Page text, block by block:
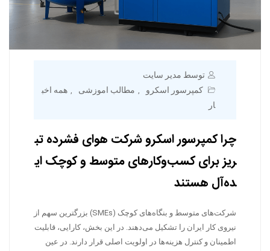
توسط مدیر سایت
کمپرسور اسکرو
, مطالب اموزشی , همه اخب
ار
چرا کمپرسور اسکرو شرکت هوای فشرده تب
ریز برای کسب‌وکارهای متوسط و کوچک ای
ده‌آل هستند
شرکت‌های متوسط و بنگاه‌های کوچک (SMEs) بزرگترین سهم از
نیروی کار ایران را تشکیل می‌دهند. در این بخش، کارایی، قابلیت
اطمینان و کنترل هزینه‌ها در اولویت اصلی قرار دارند. در عین